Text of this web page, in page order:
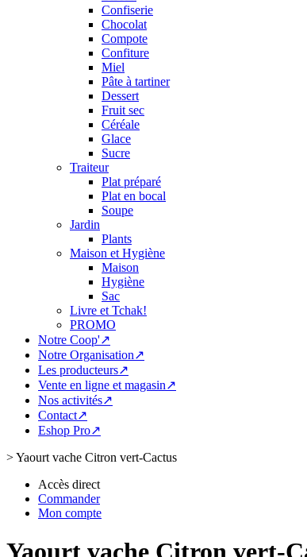
Confiserie
Chocolat
Compote
Confiture
Miel
Pâte à tartiner
Dessert
Fruit sec
Céréale
Glace
Sucre
Traiteur
Plat préparé
Plat en bocal
Soupe
Jardin
Plants
Maison et Hygiène
Maison
Hygiène
Sac
Livre et Tchak!
PROMO
Notre Coop'↗
Notre Organisation↗
Les producteurs↗
Vente en ligne et magasin↗
Nos activités↗
Contact↗
Eshop Pro↗
>Yaourt vache Citron vert-Cactus
Accès direct
Commander
Mon compte